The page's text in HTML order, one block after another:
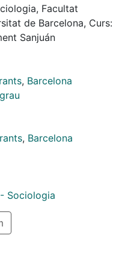
mateixa manera. Es
migratori d’estil
autònoms. Grups
la
a llocs
Aquesta
mixta
gentrificació en
les motivacions
Barcelona.
Facultat
de Barcelona, Curs:
Sanjuán
, Barcelona
, Barcelona
Sociologia